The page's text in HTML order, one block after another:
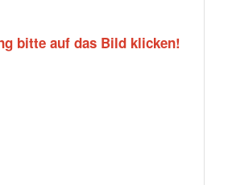
bitte auf das Bild klicken!